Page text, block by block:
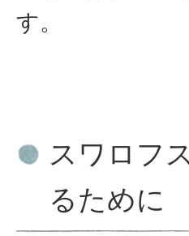
す。
スワロフ
るために